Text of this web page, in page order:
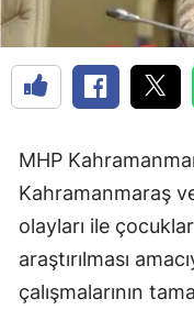
MHP
Kahramanmaraş
olayları ile
araştırılması
çalışmalarının